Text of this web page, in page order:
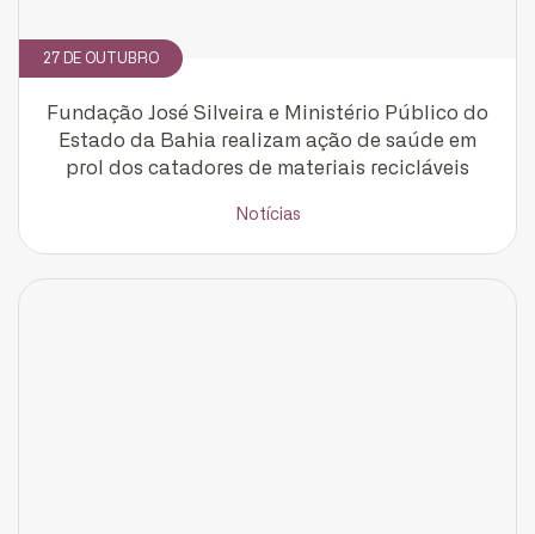
27 DE OUTUBRO
Fundação José Silveira e Ministério Público do
Estado da Bahia realizam ação de saúde em
prol dos catadores de materiais recicláveis
Notícias